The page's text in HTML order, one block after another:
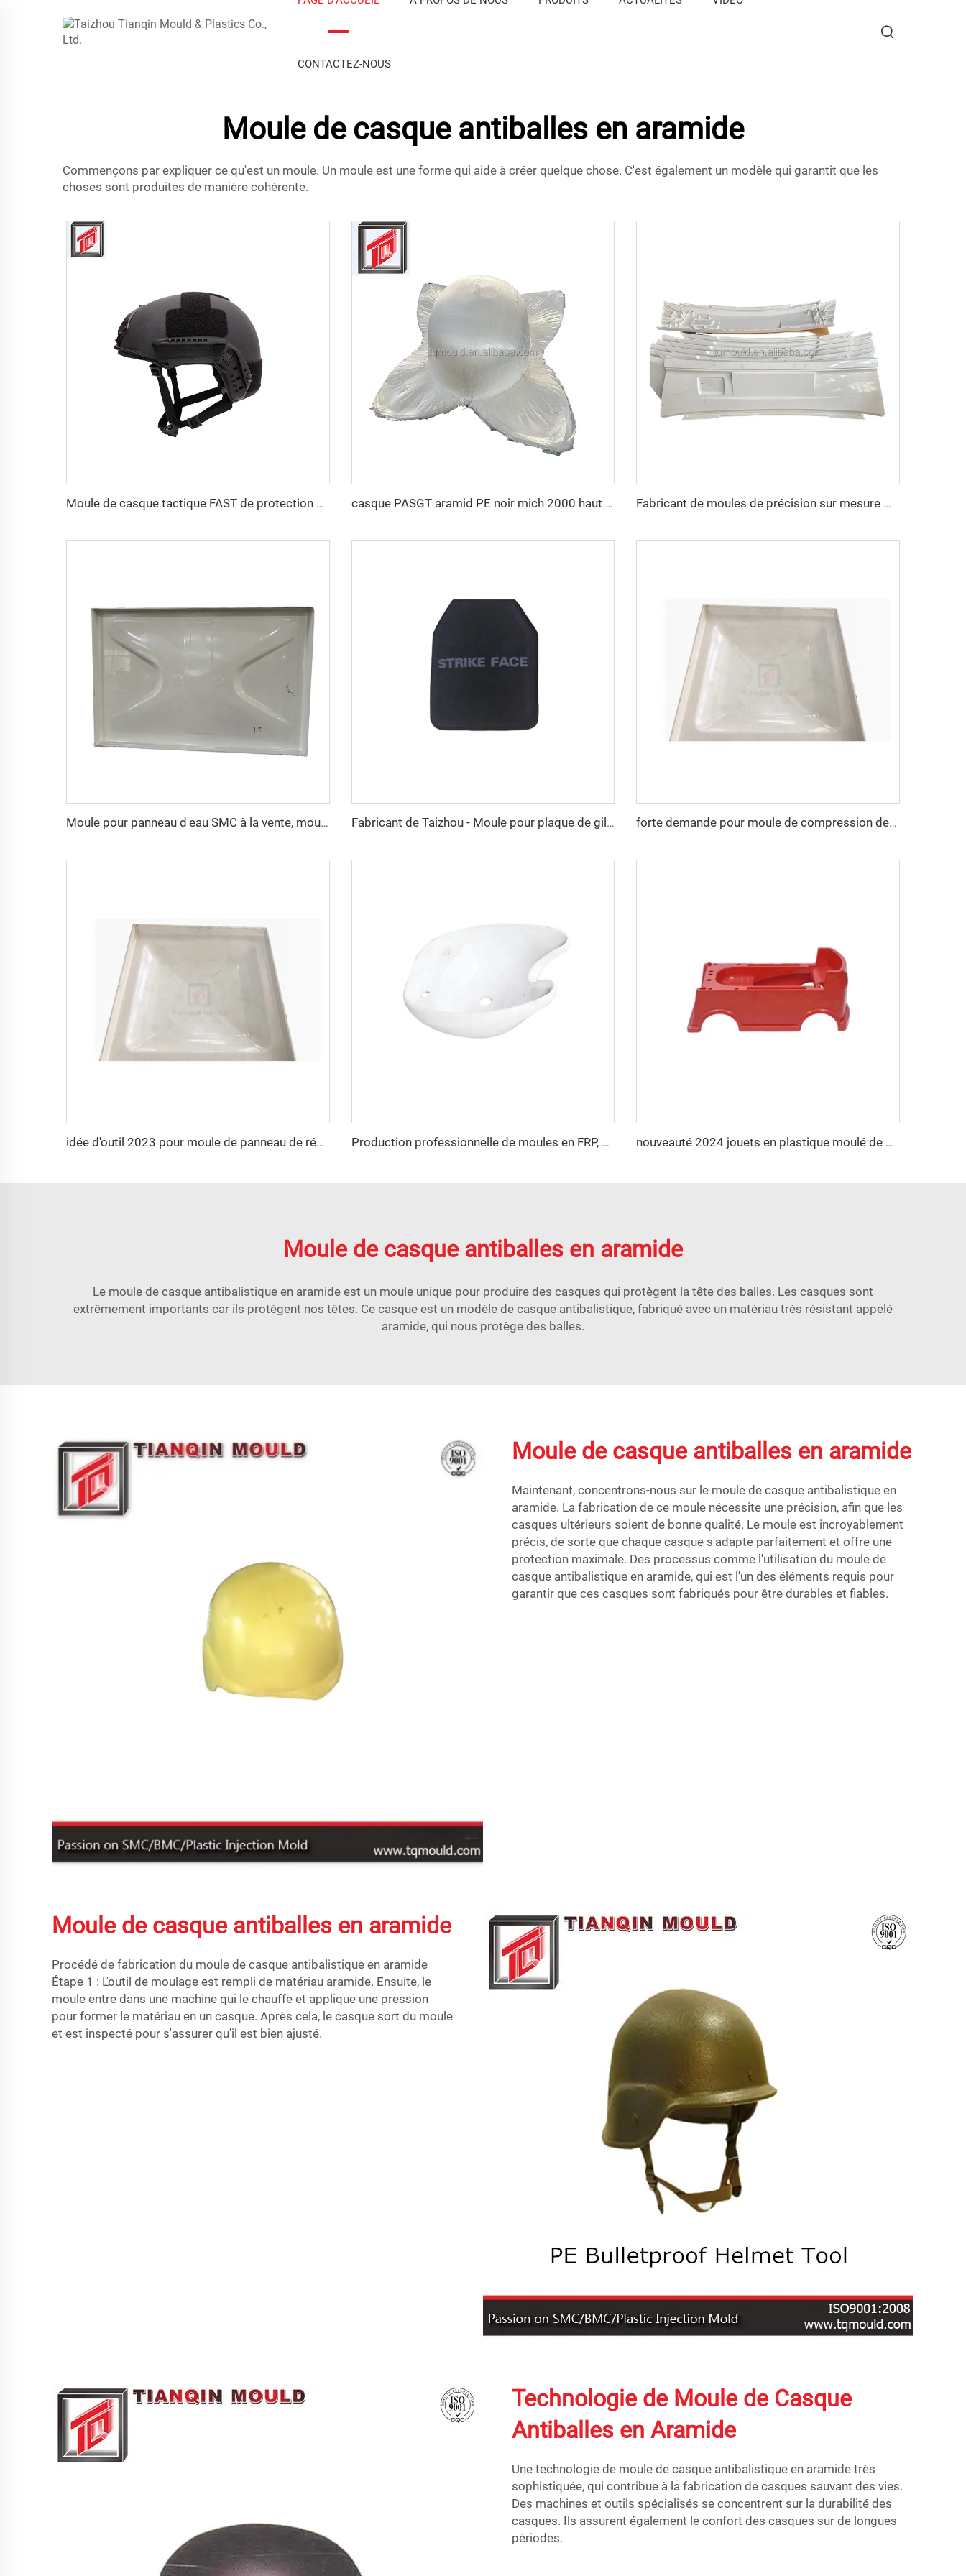
CONTACTEZ-NOUS
Moule de casque antiballes en aramide
Commençons par expliquer ce qu'est un moule. Un moule est une forme qui aide à créer quelque chose. C'est également un modèle qui garantit que les
choses sont produites de manière cohérente.
Moule de casque tactique FAST de protection personnelle en PE et aramide de haute résistance, personnalisé en gros, double sécurité casque PASGT aramid PE noir mich 2000 haut dégagement casque balistique moule Fabricant de moules de précision sur mesure Moule pour carter Moule pour pièces automobiles / Moule
Moule pour panneau d'eau SMC à la vente, moule de compression SMC avec prix compétitif Fabricant de Taizhou - Moule pour plaque de gilet pare-balles, moule à compression pour plaque de gilet forte demande pour moule de compression de panneau de réservoir d'eau SMC
idée d'outil 2023 pour moule de panneau de réservoir d'eau SMC Production professionnelle de moules en FRP, SMC, BMC pour évier de lavabo nouveauté 2024 jouets en plastique moulé de qualité premium
Moule de casque antiballes en aramide
Le moule de casque antibalistique en aramide est un moule unique pour produire des casques qui protègent la tête des balles. Les casques sont
extrêmement importants car ils protègent nos têtes. Ce casque est un modèle de casque antibalistique, fabriqué avec un matériau très résistant appelé
aramide, qui nous protège des balles.
Moule de casque antiballes en aramide
Maintenant, concentrons-nous sur le moule de casque antibalistique en
aramide. La fabrication de ce moule nécessite une précision, afin que les
casques ultérieurs soient de bonne qualité. Le moule est incroyablement
précis, de sorte que chaque casque s'adapte parfaitement et offre une
protection maximale. Des processus comme l'utilisation du moule de
casque antibalistique en aramide, qui est l'un des éléments requis pour
garantir que ces casques sont fabriqués pour être durables et fiables.
Moule de casque antiballes en aramide
Procédé de fabrication du moule de casque antibalistique en aramide
Étape 1 : L'outil de moulage est rempli de matériau aramide. Ensuite, le
moule entre dans une machine qui le chauffe et applique une pression
pour former le matériau en un casque. Après cela, le casque sort du moule
et est inspecté pour s'assurer qu'il est bien ajusté.
Technologie de Moule de Casque
Antiballes en Aramide
Une technologie de moule de casque antibalistique en aramide très
sophistiquée, qui contribue à la fabrication de casques sauvant des vies.
Des machines et outils spécialisés se concentrent sur la durabilité des
casques. Ils assurent également le confort des casques sur de longues
périodes.